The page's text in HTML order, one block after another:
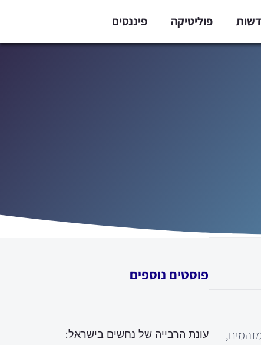
פוליטיקה פיננסים
פוסטים נוספים
עונת הרבייה של נחשים בישראל: